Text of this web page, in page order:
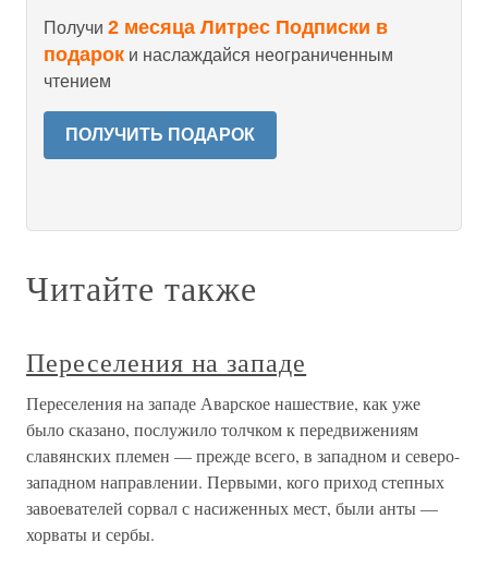
Получи 2 месяца Литрес Подписки в
подарок и наслаждайся неограниченным
чтением
ПОЛУЧИТЬ ПОДАРОК
Читайте также
Переселения на западе
Переселения на западе Аварское нашествие, как уже
было сказано, послужило толчком к передвижениям
славянских племен — прежде всего, в западном и северо-
западном направлении. Первыми, кого приход степных
завоевателей сорвал с насиженных мест, были анты —
хорваты и сербы.